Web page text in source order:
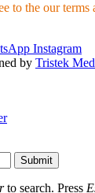
to the our terms
Instagram
by Tristek
Submit
to search. Press